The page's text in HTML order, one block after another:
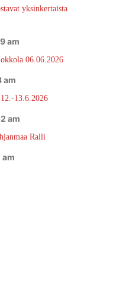
yksinkertaista
am
06.06.2026
am
13.6.2026
am
Ralli